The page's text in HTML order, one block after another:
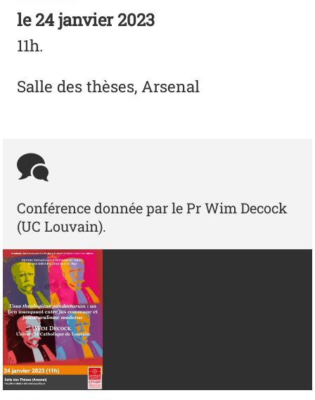
le24 janvier 2023
11h.
Salle des thèses, Arsenal
Conférence donnée par le Pr Wim Decock
(UC Louvain).